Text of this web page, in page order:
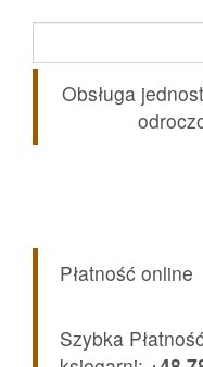
Obsługa
Płatność online
Szybka